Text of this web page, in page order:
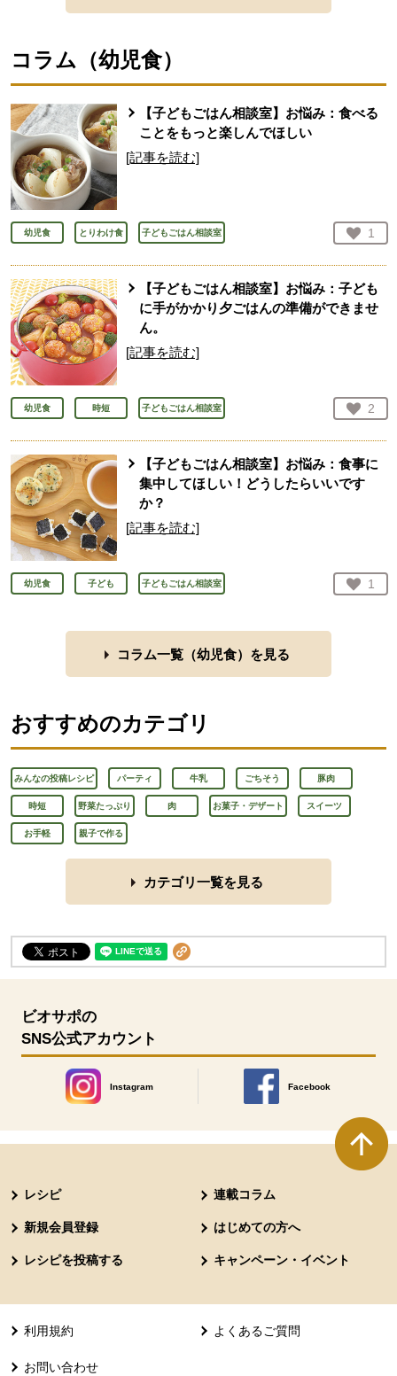
コラム（幼児食）
【子どもごはん相談室】お悩み：食べる
ことをもっと楽しんでほしい
[記事を読む]
幼児食 とりわけ食 子どもごはん相談室 お気
1
人
【子どもごはん相談室】お悩み：子ども
に手がかかり夕ごはんの準備ができませ
ん。
[記事を読む]
幼児食 時短 子どもごはん相談室 お気
2
人
【子どもごはん相談室】お悩み：食事に
集中してほしい！どうしたらいいです
か？
[記事を読む]
幼児食 子ども 子どもごはん相談室 お気
1
人
コラム一覧（幼児食）を見る
おすすめのカテゴリ
みんなの投稿レシピ パーティ 牛乳 ごちそう 豚肉
時短 野菜たっぷり 肉 お菓子・デザート スイーツ
お手軽 親子で作る
カテゴリ一覧を見る
ビオサポの
SNS公式アカウント
Instagram
別のウィンドウで開きます。
Facebook
別のウィンドウで開きます
レシピ 連載コラム
新規会員登録 はじめての方へ
レシピを投稿する キャンペーン・イベント
利用規約 よくあるご質問
お問い合わせ